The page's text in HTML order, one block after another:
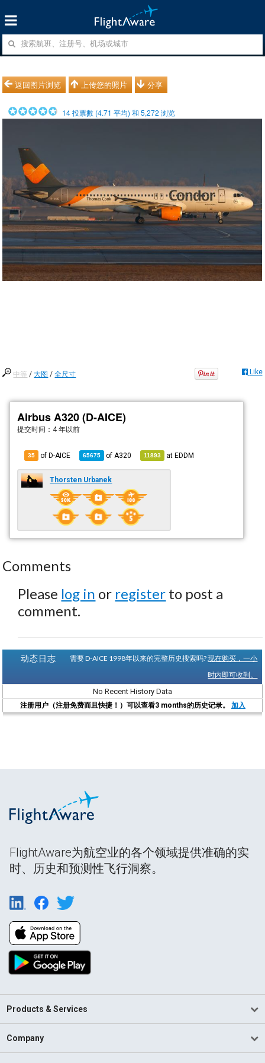
返回图片浏览 上传您的照片 分享
14投票數 (4.71 平均) 和5,272 浏览
中等 /大图 /全尺寸 Like
Airbus A320 (D-AICE)
提交时间： 4 年以前
35 of D-AICE 65675 of A320 11893 atEDDM
Thorsten Urbanek
Comments
Please log in or register to post a
comment.
动态日志 需要 D-AICE 1998年以来的完整历史搜索吗?现在购买，一小
时内即可收到。
No Recent History Data
注册用户（注册免费而且快捷！）可以查看3 months的历史记录。 加入
FlightAware为航空业的各个领域提供准确的实
时、历史和预测性飞行洞察。
Products & Services
Company